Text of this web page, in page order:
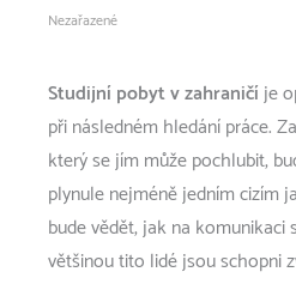
Nezařazené
Studijní pobyt v zahraničíje
při následném hledání práce.
který se jím může pochlubit,
plynule nejméně jedním cizím
bude vědět, jak na komunikaci
většinou tito lidé jsou schopni